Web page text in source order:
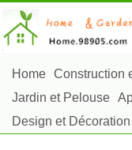
Home Construction
Jardin et Pelouse
Design et